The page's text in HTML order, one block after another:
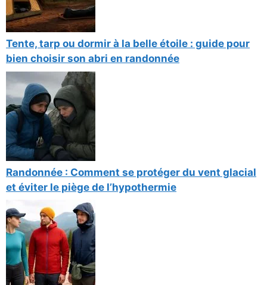
Tente, tarp ou dormir à la belle étoile : guide pour
bien choisir son abri en randonnée
Randonnée : Comment se protéger du vent glacial
et éviter le piège de l’hypothermie